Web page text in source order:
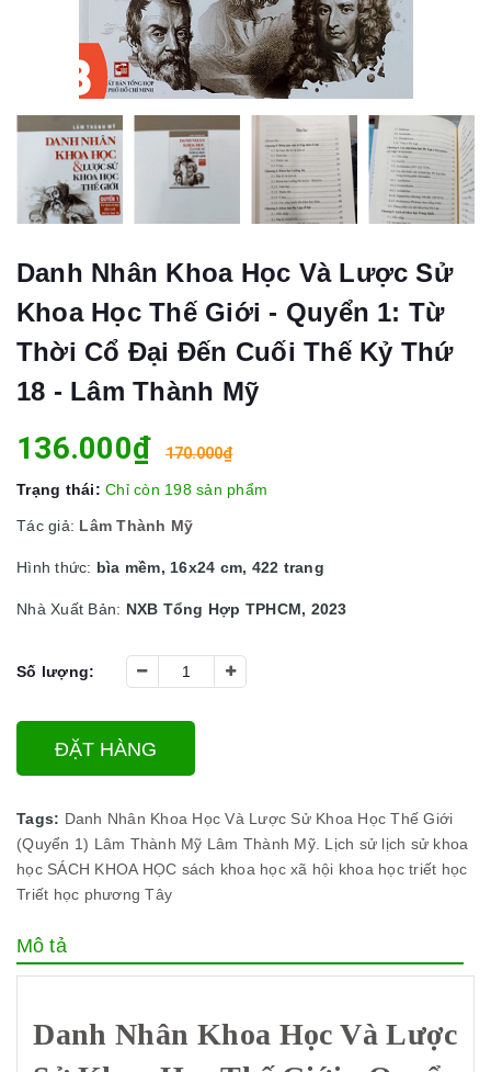
Danh Nhân Khoa Học Và Lược Sử
Khoa Học Thế Giới - Quyển 1: Từ
Thời Cổ Đại Đến Cuối Thế Kỷ Thứ
18 - Lâm Thành Mỹ
136.000₫ 170.000₫
Trạng thái: Chỉ còn 198 sản phẩm
Tác giả: Lâm Thành Mỹ
Hình thức: bìa mềm, 16x24 cm, 422 trang
Nhà Xuất Bản: NXB Tổng Hợp TPHCM, 2023
Số lượng:
ĐẶT HÀNG
Tags: Danh Nhân Khoa Học Và Lược Sử Khoa Học Thế Giới
(Quyển 1) Lâm Thành Mỹ Lâm Thành Mỹ. Lịch sử lịch sử khoa
học SÁCH KHOA HỌC sách khoa học xã hội khoa học triết học
Triết học phương Tây
Mô tả
Danh Nhân Khoa Học Và Lược